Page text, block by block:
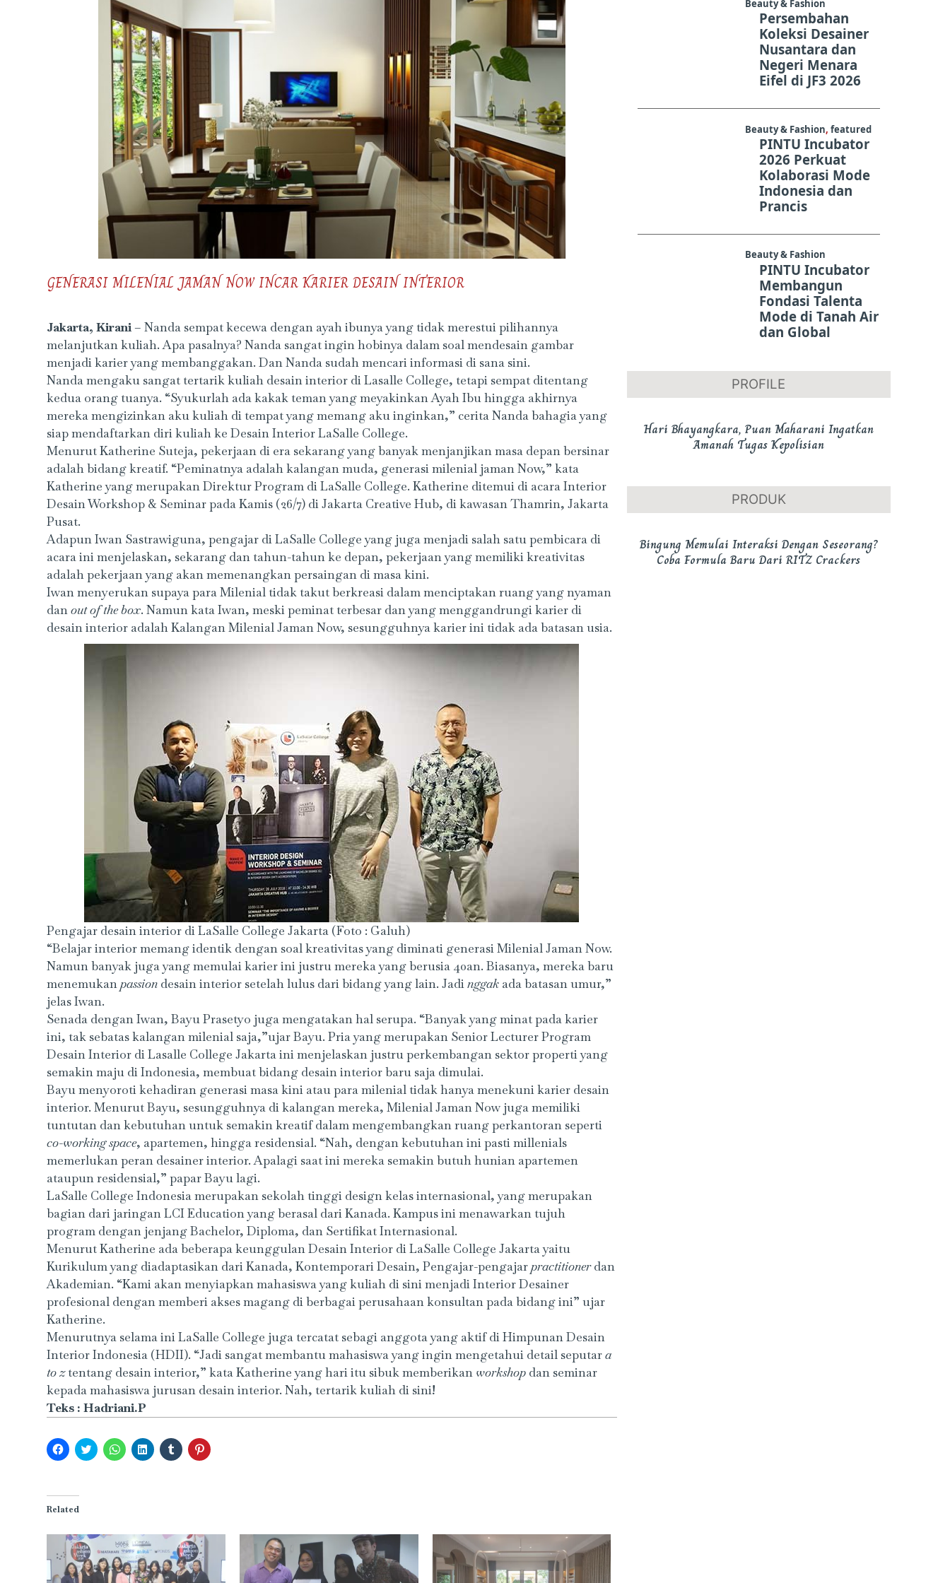
GENERASI MILENIAL JAMAN NOW INCAR KARIER DESAIN INTERIOR
Jakarta, Kirani– Nanda sempat kecewa dengan ayah ibunya yang tidak merestui pilihannya
melanjutkan kuliah. Apa pasalnya? Nanda sangat ingin hobinya dalam soal mendesain gambar
menjadi karier yang membanggakan. Dan Nanda sudah mencari informasi di sana sini.
Nanda mengaku sangat tertarik kuliah desain interior di Lasalle College, tetapi sempat ditentang
kedua orang tuanya. “Syukurlah ada kakak teman yang meyakinkan Ayah Ibu hingga akhirnya
mereka mengizinkan aku kuliah di tempat yang memang aku inginkan,” cerita Nanda bahagia yang
siap mendaftarkan diri kuliah ke Desain Interior LaSalle College.
Menurut Katherine Suteja, pekerjaan di era sekarang yang banyak menjanjikan masa depan bersinar
adalah bidang kreatif. “Peminatnya adalah kalangan muda, generasi milenial jaman Now,” kata
Katherine yang merupakan Direktur Program di LaSalle College. Katherine ditemui di acara Interior
Desain Workshop & Seminar pada Kamis (26/7) di Jakarta Creative Hub, di kawasan Thamrin, Jakarta
Pusat.
Adapun Iwan Sastrawiguna, pengajar di LaSalle College yang juga menjadi salah satu pembicara di
acara ini menjelaskan, sekarang dan tahun-tahun ke depan, pekerjaan yang memiliki kreativitas
adalah pekerjaan yang akan memenangkan persaingan di masa kini.
Iwan menyerukan supaya para Milenial tidak takut berkreasi dalam menciptakan ruang yang nyaman
danout of the box. Namun kata Iwan, meski peminat terbesar dan yang menggandrungi karier di
desain interior adalah Kalangan Milenial Jaman Now, sesungguhnya karier ini tidak ada batasan usia.
Pengajar desain interior di LaSalle College Jakarta (Foto : Galuh)
“Belajar interior memang identik dengan soal kreativitas yang diminati generasi Milenial Jaman Now.
Namun banyak juga yang memulai karier ini justru mereka yang berusia 40an. Biasanya, mereka baru
menemukanpassion desain interior setelah lulus dari bidang yang lain. Jadinggak ada batasan umur,”
jelas Iwan.
Senada dengan Iwan, Bayu Prasetyo juga mengatakan hal serupa. “Banyak yang minat pada karier
ini, tak sebatas kalangan milenial saja,”ujar Bayu. Pria yang merupakan Senior Lecturer Program
Desain Interior di Lasalle College Jakarta ini menjelaskan justru perkembangan sektor properti yang
semakin maju di Indonesia, membuat bidang desain interior baru saja dimulai.
Bayu menyoroti kehadiran generasi masa kini atau para milenial tidak hanya menekuni karier desain
interior. Menurut Bayu, sesungguhnya di kalangan mereka, Milenial Jaman Now juga memiliki
tuntutan dan kebutuhan untuk semakin kreatif dalam mengembangkan ruang perkantoran seperti
co-working space, apartemen, hingga residensial. “Nah, dengan kebutuhan ini pasti millenials
memerlukan peran desainer interior. Apalagi saat ini mereka semakin butuh hunian apartemen
ataupun residensial,” papar Bayu lagi.
LaSalle College Indonesia merupakan sekolah tinggi design kelas internasional, yang merupakan
bagian dari jaringan LCI Education yang berasal dari Kanada. Kampus ini menawarkan tujuh
program dengan jenjang Bachelor, Diploma, dan Sertifikat Internasional.
Menurut Katherine ada beberapa keunggulan Desain Interior di LaSalle College Jakarta yaitu
Kurikulum yang diadaptasikan dari Kanada, Kontemporari Desain, Pengajar-pengajarpractitionerdan
Akademian. “Kami akan menyiapkan mahasiswa yang kuliah di sini menjadi Interior Desainer
profesional dengan memberi akses magang di berbagai perusahaan konsultan pada bidang ini” ujar
Katherine.
Menurutnya selama ini LaSalle College juga tercatat sebagi anggota yang aktif di Himpunan Desain
Interior Indonesia (HDII). “Jadi sangat membantu mahasiswa yang ingin mengetahui detail seputara
to ztentang desain interior,” kata Katherine yang hari itu sibuk memberikan workshop dan seminar
kepada mahasiswa jurusan desain interior. Nah, tertarik kuliah di sini!
Teks : Hadriani.P
Click
to
(Opens
new
Click
to
Click
to
Click
to
Click
to
Click
to
Related
Beauty & Fashion
Persembahan
Koleksi Desainer
Nusantara dan
Negeri Menara
Eifel di JF3 2026
Beauty & Fashion, featured
PINTU Incubator
2026 Perkuat
Kolaborasi Mode
Indonesia dan
Prancis
Beauty & Fashion
PINTU Incubator
Membangun
Fondasi Talenta
Mode di Tanah Air
dan Global
PROFILE
Hari Bhayangkara, Puan Maharani Ingatkan
Amanah Tugas Kepolisian
PRODUK
Bingung Memulai Interaksi Dengan Seseorang?
Coba Formula Baru Dari RITZ Crackers